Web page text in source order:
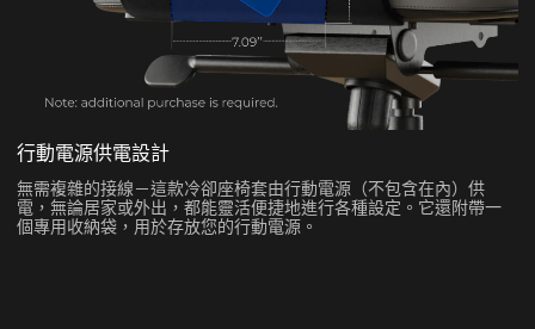
行動電源供電設計
無需複雜的接線－這款冷卻座椅套由行動電源（不包含在內）供
電，無論居家或外出，都能靈活便捷地進行各種設定。它還附帶一
個專用收納袋，用於存放您的行動電源。